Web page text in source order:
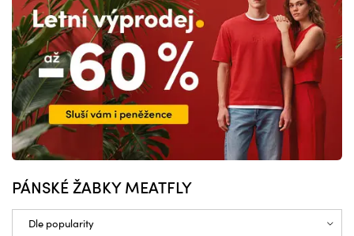
PÁNSKÉ ŽABKY MEATFLY